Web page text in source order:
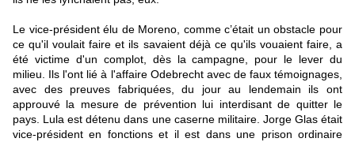
Le vice-président élu de Moreno, comme c’était un obstacle pour
ce qu'il voulait faire et ils savaient déjà ce qu'ils vouaient faire, a
été victime d'un complot, dès la campagne, pour le lever du
milieu. Ils l'ont lié à l'affaire Odebrecht avec de faux témoignages,
avec des preuves fabriquées, du jour au lendemain ils ont
approuvé la mesure de prévention lui interdisant de quitter le
pays. Lula est détenu dans une caserne militaire. Jorge Glas était
vice-président en fonctions et il est dans une prison ordinaire